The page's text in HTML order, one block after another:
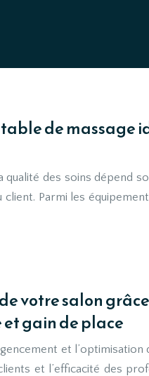
de massage
qualité des soins dépend
client. Parmi les
votre salon
gain de place
et l’optimisation
et l’efficacité des